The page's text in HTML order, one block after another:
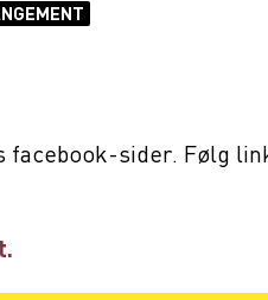
sider. Følg